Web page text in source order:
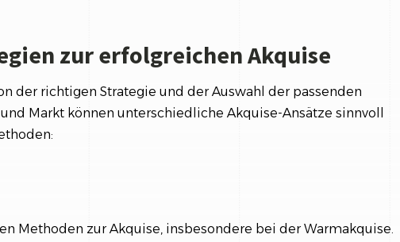
zur erfolgreichen Akquise
der richtigen Strategie und der Auswahl der passenden
Markt können unterschiedliche Akquise-Ansätze sinnvoll
Methoden zur Akquise, insbesondere bei der Warmakquise.